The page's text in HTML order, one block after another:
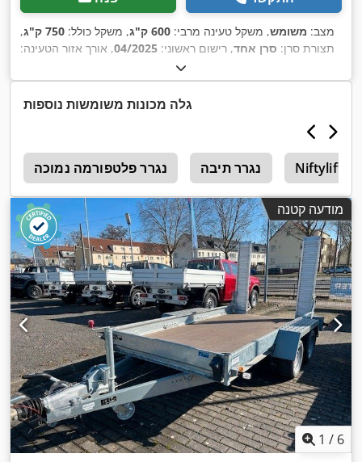
מצב: משומש, משקל טעינה מרבי: 600 ק"ג , משקל כולל: 750 ק"ג
,
תצורת סרן: סרן אחד, רישום ראשוני: 04/2025, אורך אזור הטעינה:
, רוחב שטח הטעינה:1,260 מ"מ
מ"מ, רוחב כולל:1,710 מ"מ , גובה כולל:790 מ"מ ,
גלה מכונות משומשות נוספות
נגרר פלטפורמה נמוכה נגרר תיבה Niftylift
מודעה קטנה
1 / 6